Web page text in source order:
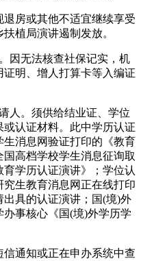
房或其他不适宜继续享受
植局演讲遏制发放。
无法核查社保记实，机
明、增人打算卡等入编证
。须供给结业证、学位
认证材料。此中学历认证
消息网验证打印的《教育
高档学校学生消息征询取
学历认证演讲》；学位认
生教育消息网正在线打印
具的认证演讲；国(境)外
事核心《国(境)外学历学
通知或正在申办系统中查